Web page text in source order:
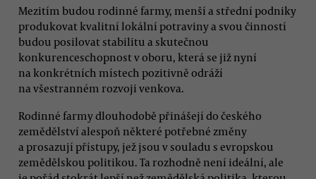
Mezitím budou rodinné farmy, menší a střední podniky
produkovat kvalitní lokální potraviny a svou činností
budou posilovat stabilitu a skutečnou
konkurenceschopnost v oboru, která se již nyní
na konkrétních místech pozitivně odráží
na všestranném rozvoji venkova.
Rodinné farmy dlouhodobě přinášejí do českého
zemědělství alespoň některé potřebné změny
a prosazují přístupy, jež jsou v souladu s evropskou
zemědělskou politikou. Ta rozhodně není ideální, ale